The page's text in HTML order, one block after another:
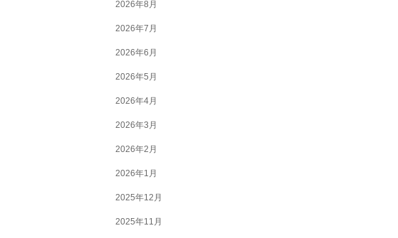
2026年8月
2026年7月
2026年6月
2026年5月
2026年4月
2026年3月
2026年2月
2026年1月
2025年12月
2025年11月